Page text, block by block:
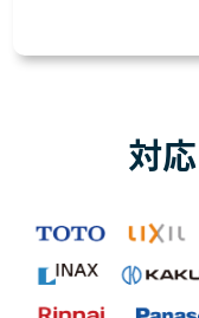
対応